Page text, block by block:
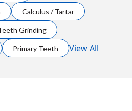
Calculus / Tartar
Grinding
Primary Teeth View All